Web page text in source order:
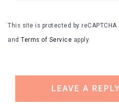
This site is protected by
and Terms of Service apply.